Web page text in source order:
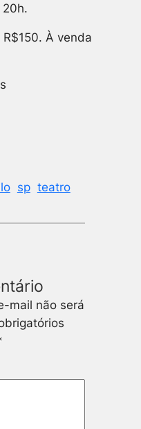
À venda
sp teatro
mail não será